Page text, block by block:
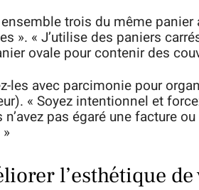
trois du même
». « J’utilise des paniers
ovale pour contenir des
les avec parcimonie pour
« Soyez intentionnel et
n’avez pas égaré une facture
l’esthétique